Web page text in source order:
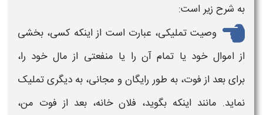
به شرح زیر است:
وصیت تملیکی، عبارت است از اینکه کسی، بخشی
از اموال خود یا تمام آن را یا منفعتی از مال خود را،
برای بعد از فوت، به طور رایگان و مجانی، به دیگری تملیک
نماید. مانند اینکه بگوید، فلان خانه، بعد از فوت من،